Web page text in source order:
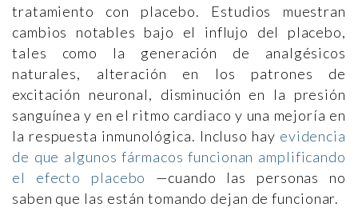
tratamiento con placebo. Estudios muestran
cambios notables bajo el influjo del placebo,
tales como la generación de analgésicos
naturales, alteración en los patrones de
excitación neuronal, disminución en la presión
sanguínea y en el ritmo cardiaco y una mejoría en
la respuesta inmunológica. Incluso hay evidencia
de que algunos fármacos funcionan amplificando
el efecto placebo
—cuando las personas no
saben que las están tomando dejan de funcionar.